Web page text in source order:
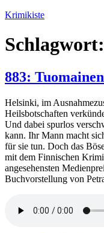
Zum
springen
Krimikiste
Schlagwort:
883:
Helsinki, im
Heilsbotschaften
Und dabei spurlos
kann. Ihr Mann macht
für sie tun. Doch das
mit dem Finnischen
angesehensten
Buchvorstellung von